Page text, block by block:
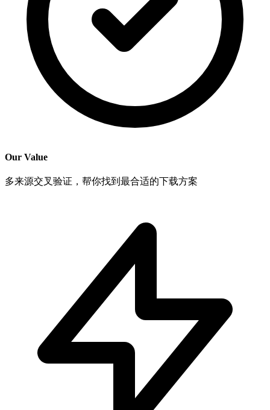
Our Value
多来源交叉验证，帮你找到最合适的下载方案